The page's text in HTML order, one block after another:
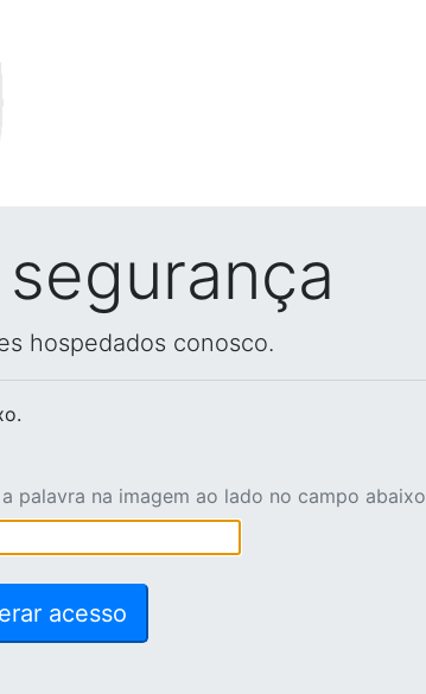
hospedados conosco.
palavra na imagem ao lado no campo abaixo